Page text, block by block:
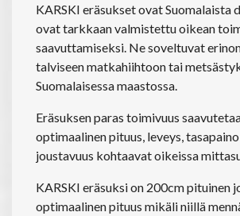
KARSKI eräsukset ovat Suomalaista
ovat tarkkaan valmistettu oikean
saavuttamiseksi. Ne soveltuvat
talviseen matkahiihtoon tai
Suomalaisessa maastossa.
Eräsuksen paras toimivuus
optimaalinen pituus, leveys,
joustavuus kohtaavat oikeissa
KARSKI eräsuksi on 200cm pituinen
optimaalinen pituus mikäli niillä